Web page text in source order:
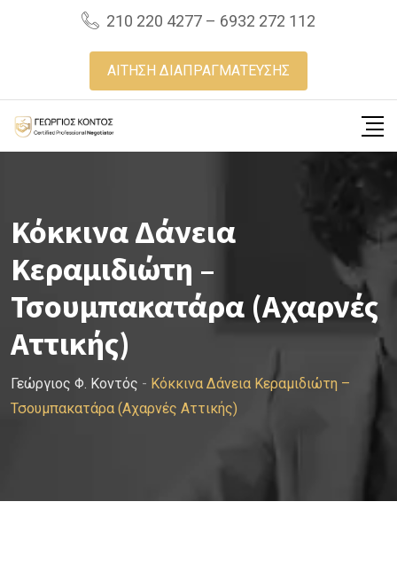
210 220 4277 – 6932 272 112
ΑΙΤΗΣΗ ΔΙΑΠΡΑΓΜΑΤΕΥΣΗΣ
Κόκκινα Δάνεια
Κεραμιδιώτη –
Τσουμπακατάρα (Αχαρνές
Αττικής)
Γεώργιος Φ. Κοντός - Κόκκινα Δάνεια Κεραμιδιώτη –
Τσουμπακατάρα (Αχαρνές Αττικής)